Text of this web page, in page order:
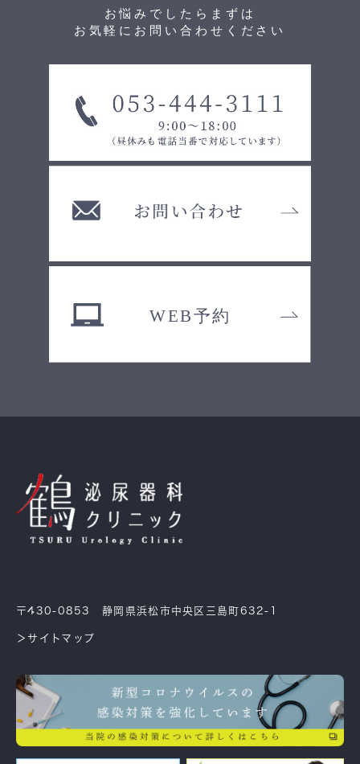
お悩みでしたらまずは
お気軽にお問い合わせください
〒430-0853 静岡県浜松市中央区三島町632-1
＞サイトマップ